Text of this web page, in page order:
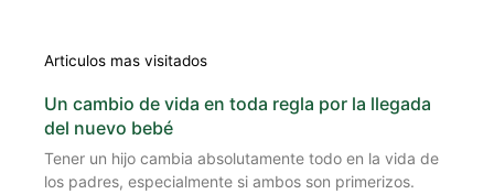
Articulos mas visitados
Un cambio de vida en toda regla por la llegada
del nuevo bebé
Tener un hijo cambia absolutamente todo en la vida de
los padres, especialmente si ambos son primerizos.